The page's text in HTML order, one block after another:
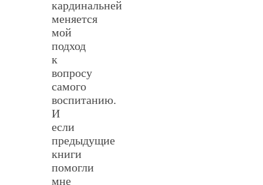
кардинальней
меняется
мой
подход
к
вопросу
самого
воспитанию.
И
если
предыдущие
книги
помогли
мне